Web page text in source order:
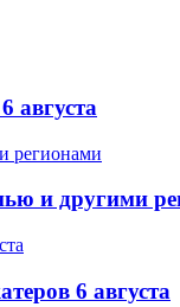
августа
и другими
6 августа